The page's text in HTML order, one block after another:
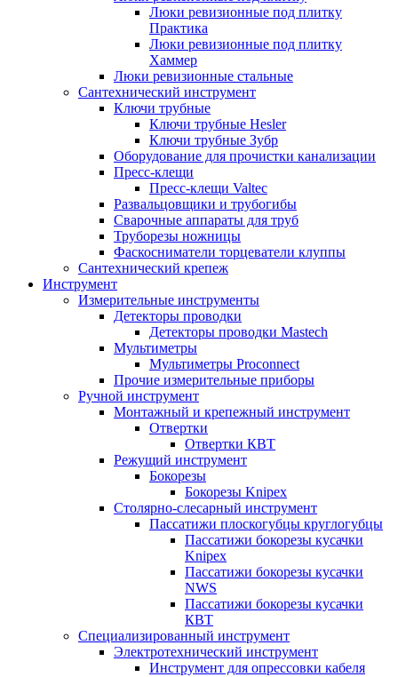
Люки ревизионные под плитку
Практика
Люки ревизионные под плитку
Хаммер
Люки ревизионные стальные
Сантехнический инструмент
Ключи трубные
Ключи трубные Hesler
Ключи трубные Зубр
Оборудование для прочистки канализации
Пресс-клещи
Пресс-клещи Valtec
Развальцовщики и трубогибы
Сварочные аппараты для труб
Труборезы ножницы
Фаскосниматели торцеватели клуппы
Сантехнический крепеж
Инструмент
Измерительные инструменты
Детекторы проводки
Детекторы проводки Mastech
Мультиметры
Мультиметры Proconnect
Прочие измерительные приборы
Ручной инструмент
Монтажный и крепежный инструмент
Отвертки
Отвертки КВТ
Режущий инструмент
Бокорезы
Бокорезы Knipex
Столярно-слесарный инструмент
Пассатижи плоскогубцы круглогубцы
Пассатижи бокорезы кусачки
Knipex
Пассатижи бокорезы кусачки
NWS
Пассатижи бокорезы кусачки
КВТ
Специализированный инструмент
Электротехнический инструмент
Инструмент для опрессовки кабеля